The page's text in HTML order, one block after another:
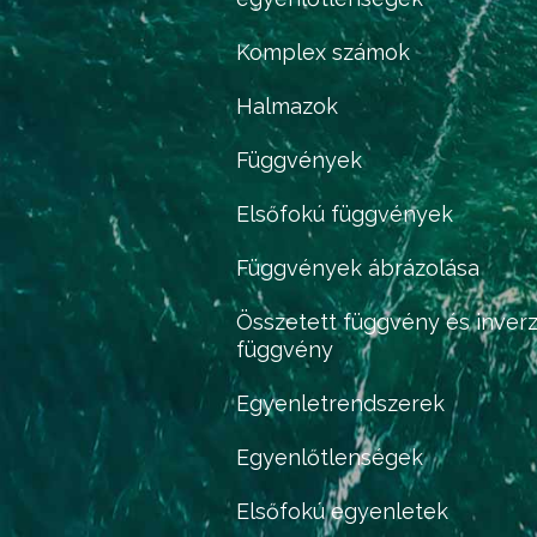
Komplex számok
Halmazok
Függvények
Elsőfokú függvények
Függvények ábrázolása
Összetett függvény és inverz
függvény
Egyenletrendszerek
Egyenlőtlenségek
Elsőfokú egyenletek